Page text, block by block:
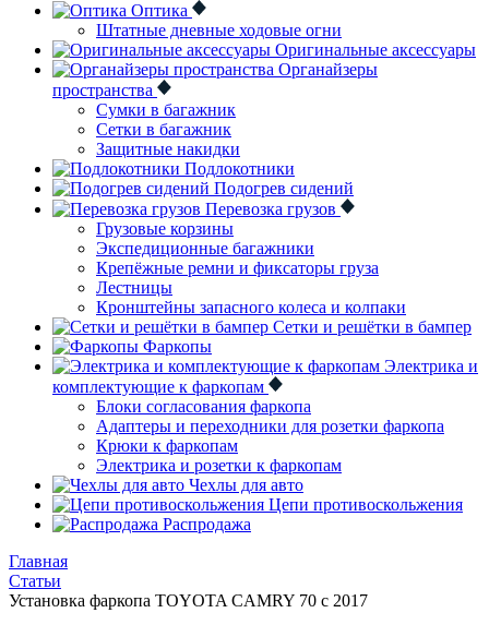
Оптика
Штатные дневные ходовые огни
Оригинальные аксессуары
Органайзеры
пространства
Сумки в багажник
Сетки в багажник
Защитные накидки
Подлокотники
Подогрев сидений
Перевозка грузов
Грузовые корзины
Экспедиционные багажники
Крепёжные ремни и фиксаторы груза
Лестницы
Кронштейны запасного колеса и колпаки
Сетки и решётки в бампер
Фаркопы
Электрика и
комплектующие к фаркопам
Блоки согласования фаркопа
Адаптеры и переходники для розетки фаркопа
Крюки к фаркопам
Электрика и розетки к фаркопам
Чехлы для авто
Цепи противоскольжения
Распродажа
Главная
Статьи
Установка фаркопа TOYOTA CAMRY 70 с 2017